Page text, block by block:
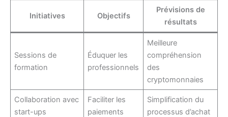
Initiatives Objectifs
Prévisions de
résultats
Sessions de
formation
Éduquer les
professionnels
Meilleure
compréhension
des
cryptomonnaies
Collaboration avec
start-ups
Faciliter les
paiements
Simplification du
processus d’achat